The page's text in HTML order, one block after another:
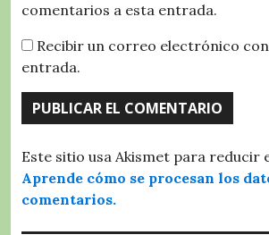
comentarios a esta entrada.
Recibir un correo electrónico
entrada.
Este sitio usa Akismet para reducir
Aprende cómo se procesan los
comentarios.